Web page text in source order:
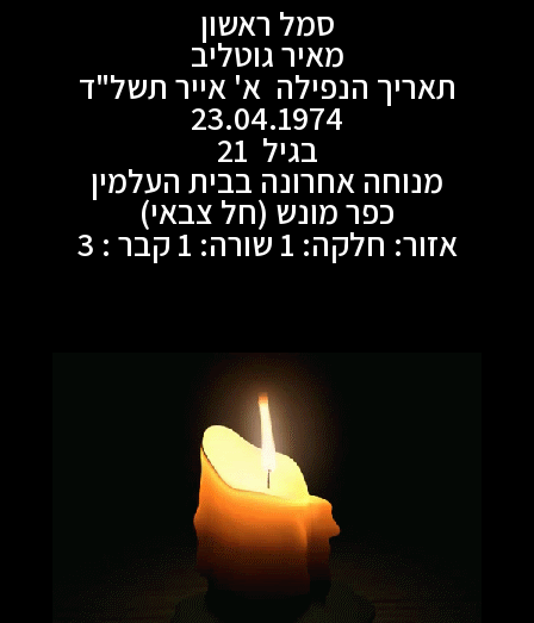
סמל ראשון
מאיר גוטליב
תאריך הנפילה א' אייר תשל"ד
23.04.1974
בגיל 21
מנוחה אחרונה בבית העלמין
כפר מונש (חל צבאי)
אזור: חלקה: 1 שורה: 1 קבר : 3